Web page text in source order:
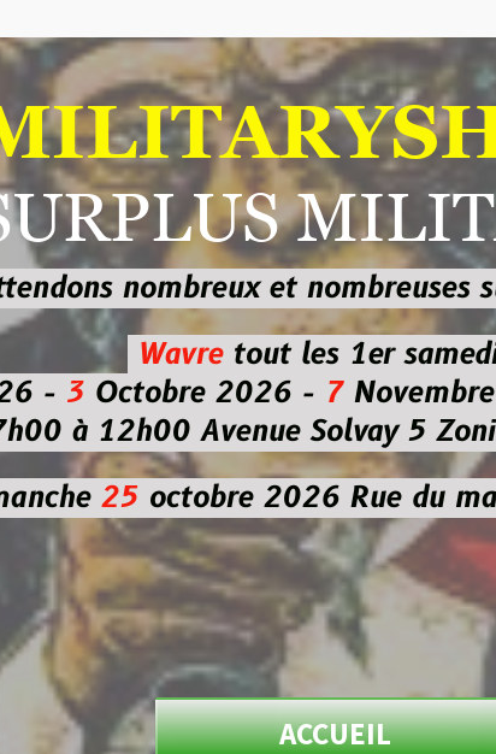
nombreux et nombreusessur les
Wavre
tout les 1er samedi
2026 - 7Novembre 2026
Avenue Solvay 5 Zoning
octobre 2026Rue du marché
ACCUEIL